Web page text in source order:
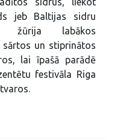
jeb Baltijas sidru
žūrija labākos
un stiprinātos
lai īpašā parādē
festivāla Riga